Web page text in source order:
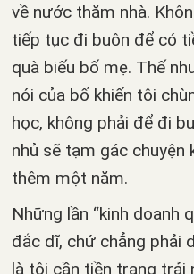
về nước thăm nhà.
tiếp tục đi buôn để có
quà biếu bố mẹ. Thế
nói của bố khiến tôi
học, không phải để đi
nhủ sẽ tạm gác chuyện
thêm một năm.
Những lần “kinh doanh
đắc dĩ, chứ chẳng phải
là tôi cần tiền trang trải